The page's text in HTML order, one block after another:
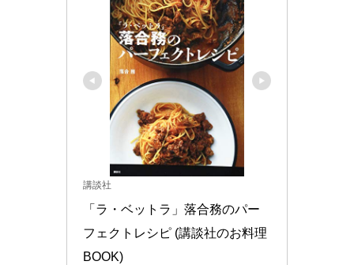
講談社
「ラ・ベットラ」落合務のパー
フェクトレシピ (講談社のお料理
BOOK)